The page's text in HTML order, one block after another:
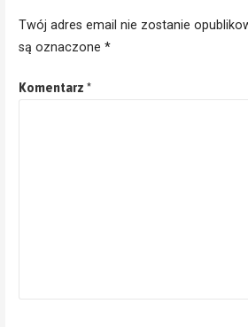
Twój adres email nie zostanie
są oznaczone *
Komentarz *